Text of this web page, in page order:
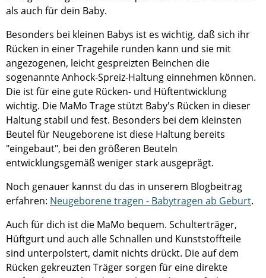
als auch für dein Baby.
Besonders bei kleinen Babys ist es wichtig, daß sich ihr
Rücken in einer Tragehile runden kann und sie mit
angezogenen, leicht gespreizten Beinchen die
sogenannte Anhock-Spreiz-Haltung einnehmen können.
Die ist für eine gute Rücken- und Hüftentwicklung
wichtig. Die MaMo Trage stützt Baby's Rücken in dieser
Haltung stabil und fest. Besonders bei dem kleinsten
Beutel für Neugeborene ist diese Haltung bereits
"eingebaut", bei den größeren Beuteln
entwicklungsgemäß weniger stark ausgeprägt.
Noch genauer kannst du das in unserem Blogbeitrag
erfahren: Neugeborene tragen - Babytragen ab Geburt.
Auch für dich ist die MaMo bequem. Schulterträger,
Hüftgurt und auch alle Schnallen und Kunststoffteile
sind unterpolstert, damit nichts drückt. Die auf dem
Rücken gekreuzten Träger sorgen für eine direkte